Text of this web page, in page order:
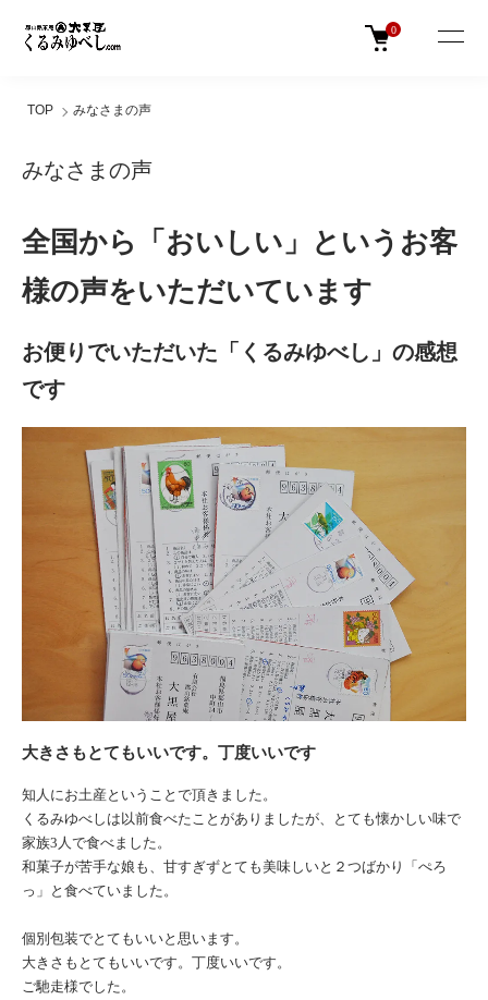
0
TOP みなさまの声
みなさまの声
全国から「おいしい」というお客
様の声をいただいています
お便りでいただいた「くるみゆべし」の感想
です
大きさもとてもいいです。丁度いいです
知人にお土産ということで頂きました。
くるみゆべしは以前食べたことがありましたが、とても懐かしい味で
家族3人で食べました。
和菓子が苦手な娘も、甘すぎずとても美味しいと２つばかり「ぺろ
っ」と食べていました。
個別包装でとてもいいと思います。
大きさもとてもいいです。丁度いいです。
ご馳走様でした。